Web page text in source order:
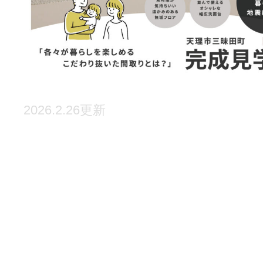
2026.2.26更新